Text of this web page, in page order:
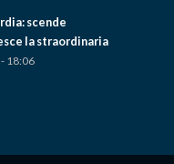
scende
la straordinaria
18:06